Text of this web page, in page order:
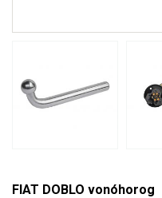
FIAT DOBLO vonóhorog